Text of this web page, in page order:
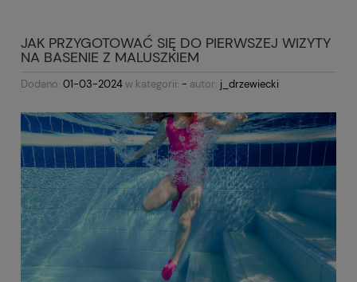
JAK PRZYGOTOWAĆ SIĘ DO PIERWSZEJ WIZYTY
NA BASENIE Z MALUSZKIEM
Dodano: 01-03-2024w kategorii: - autor: j_drzewiecki